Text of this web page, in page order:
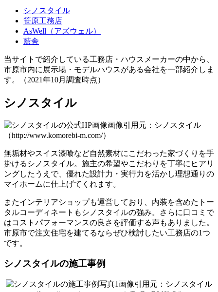
シノスタイル
笹原工務店
AsWell（アズウェル）
藍舎
当サイトで紹介している工務店・ハウスメーカーの中から、
市原市内に展示場・モデルハウスがある会社を一部紹介しま
す。（2021年10月調査時点）
シノスタイル
画像引用元：シノスタイル
（http://www.komorebi-m.com/）
無垢材やスイス漆喰など自然素材にこだわった家づくり を手
掛けるシノスタイル。施主の希望やこだわりを丁寧にヒアリ
ングしたうえで、優れた設計力・実行力を活かし理想通りの
マイホームに仕上げてくれます。
またインテリアショップも運営しており、内装を含めたトー
タルコーディネートもシノスタイルの強み。さらに口コミで
はコストパフォーマンスの良さ を評価する声もありました。
市原市で注文住宅を建てるならぜひ検討したい工務店の1つ
です。
シノスタイルの施工事例
画像引用元：シノスタイル